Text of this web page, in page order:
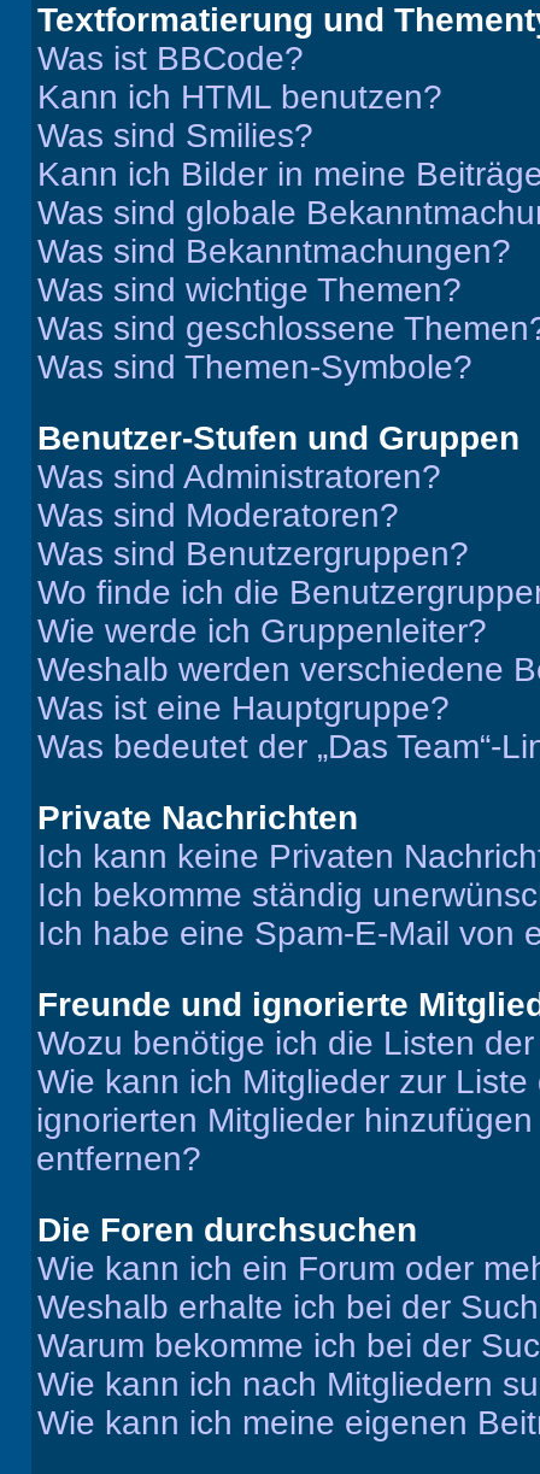
Textformatierung und
Was ist BBCode?
Kann ich HTML benutzen?
Was sind Smilies?
Kann ich Bilder in meine
Was sind globale
Was sind Bekanntmachungen?
Was sind wichtige Themen?
Was sind geschlossene
Was sind Themen-Symbole?
Benutzer-Stufen und Gruppen
Was sind Administratoren?
Was sind Moderatoren?
Was sind Benutzergruppen?
Wo finde ich die
Wie werde ich Gruppenleiter?
Weshalb werden verschiedene
Was ist eine Hauptgruppe?
Was bedeutet der „Das Team“-
Private Nachrichten
Ich kann keine Privaten
Ich bekomme ständig
Ich habe eine Spam-E-Mail von
Freunde und ignorierte
Wozu benötige ich die Listen
Wie kann ich Mitglieder zur
ignorierten Mitglieder
entfernen?
Die Foren durchsuchen
Wie kann ich ein Forum oder
Weshalb erhalte ich bei der
Warum bekomme ich bei der
Wie kann ich nach Mitgliedern
Wie kann ich meine eigenen